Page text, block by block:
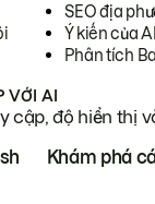
SEO địa
Ý kiến của
Phân tích
VỚI AI
cập, độ hiển thị
Khám phá